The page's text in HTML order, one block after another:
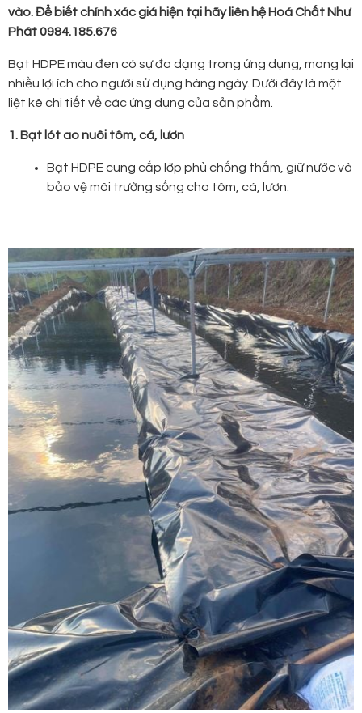
vào. Để biết chính xác giá hiện tại hãy liên hệ Hoá Chất Như
Phát 0984.185.676
Bạt HDPE màu đen có sự đa dạng trong ứng dụng, mang lại
nhiều lợi ích cho người sử dụng hàng ngày. Dưới đây là một
liệt kê chi tiết về các ứng dụng của sản phẩm.
1. Bạt lót ao nuôi tôm, cá, lươn
Bạt HDPE cung cấp lớp phủ chống thấm, giữ nước và
bảo vệ môi trường sống cho tôm, cá, lươn.